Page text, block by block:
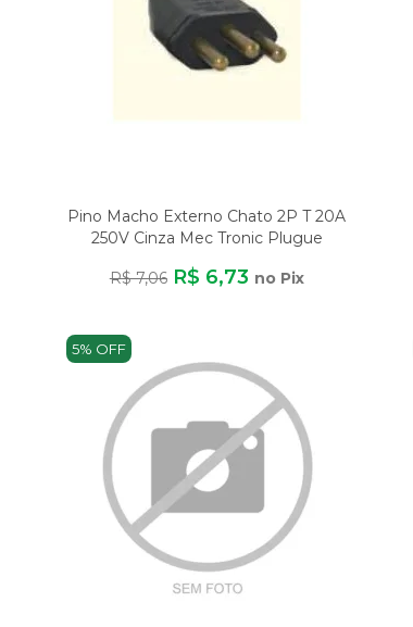
Pino Macho Externo Chato 2P T 20A
250V Cinza Mec Tronic Plugue
R$ 7,06 R$ 6,73 no Pix
5% OFF